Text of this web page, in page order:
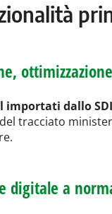
dallo SDI
tracciato
digitale a